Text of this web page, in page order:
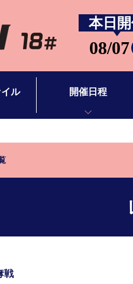
本日
08/07
ル
履歴
開催日程
戦